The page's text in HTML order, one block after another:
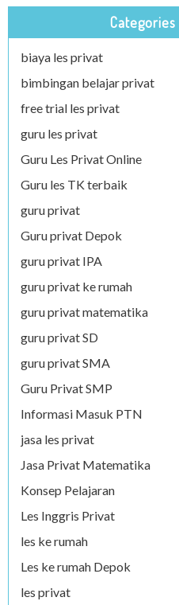
Categories
biaya les privat
bimbingan belajar privat
free trial les privat
guru les privat
Guru Les Privat Online
Guru les TK terbaik
guru privat
Guru privat Depok
guru privat IPA
guru privat ke rumah
guru privat matematika
guru privat SD
guru privat SMA
Guru Privat SMP
Informasi Masuk PTN
jasa les privat
Jasa Privat Matematika
Konsep Pelajaran
Les Inggris Privat
les ke rumah
Les ke rumah Depok
les privat